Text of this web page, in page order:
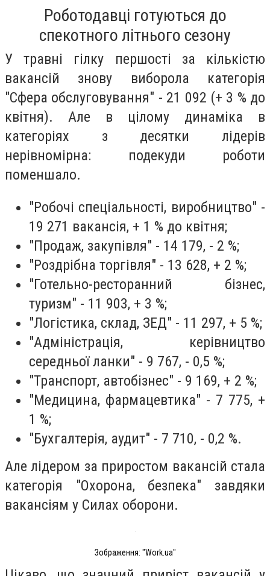
Роботодавці готуються до
спекотного літнього сезону
У травні гілку першості за кількістю
вакансій знову виборола категорія
"Сфера обслуговування" - 21 092 (+ 3 % до
квітня). Але в цілому динаміка в
категоріях з десятки лідерів
нерівномірна: подекуди роботи
поменшало.
"Робочі спеціальності, виробництво" -
19 271 вакансія, + 1 % до квітня;
"Продаж, закупівля" - 14 179, - 2 %;
"Роздрібна торгівля" - 13 628, + 2 %;
"Готельно-ресторанний бізнес,
туризм" - 11 903, + 3 %;
"Логістика, склад, ЗЕД" - 11 297, + 5 %;
"Адмiнiстрацiя, керівництво
середньої ланки" - 9 767, - 0,5 %;
"Транспорт, автобізнес" - 9 169, + 2 %;
"Медицина, фармацевтика" - 7 775, +
1 %;
"Бухгалтерія, аудит" - 7 710, - 0,2 %.
Але лідером за приростом вакансій стала
категорія "Охорона, безпека" завдяки
вакансіям у Силах оборони.
Зображення: "Work.ua"